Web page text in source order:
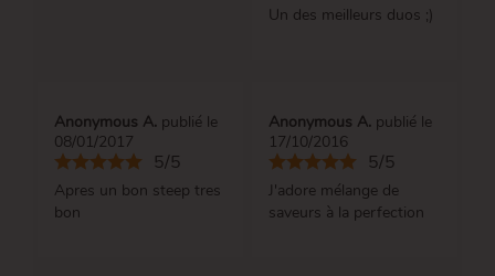
Un des meilleurs duos ;)
Anonymous A. publié le
08/01/2017
5/5
Apres un bon steep tres
bon
Anonymous A. publié le
17/10/2016
5/5
J'adore mélange de
saveurs à la perfection